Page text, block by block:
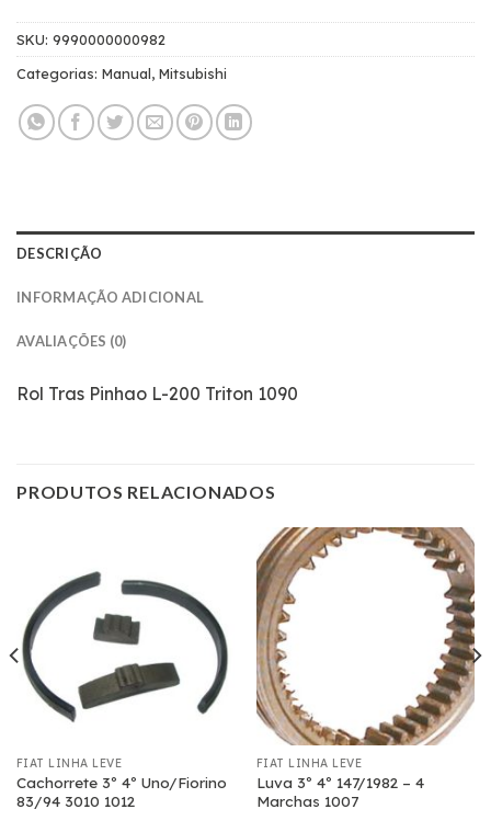
SKU: 9990000000982
Categorias: Manual, Mitsubishi
DESCRIÇÃO
INFORMAÇÃO ADICIONAL
AVALIAÇÕES (0)
Rol Tras Pinhao L-200 Triton 1090
PRODUTOS RELACIONADOS
FIAT LINHA LEVE
Cachorrete 3º 4º Uno/Fiorino
83/94 3010 1012
FIAT LINHA LEVE
Luva 3º 4º 147/1982 – 4
Marchas 1007